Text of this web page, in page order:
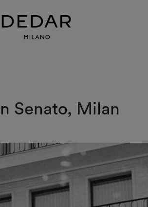
Senato, Milan